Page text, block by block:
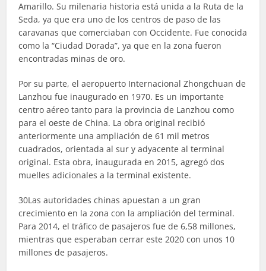
Amarillo. Su milenaria historia está unida a la Ruta de la
Seda, ya que era uno de los centros de paso de las
caravanas que comerciaban con Occidente. Fue conocida
como la “Ciudad Dorada”, ya que en la zona fueron
encontradas minas de oro.
Por su parte, el aeropuerto Internacional Zhongchuan de
Lanzhou fue inaugurado en 1970. Es un importante
centro aéreo tanto para la provincia de Lanzhou como
para el oeste de China. La obra original recibió
anteriormente una ampliación de 61 mil metros
cuadrados, orientada al sur y adyacente al terminal
original. Esta obra, inaugurada en 2015, agregó dos
muelles adicionales a la terminal existente.
30Las autoridades chinas apuestan a un gran
crecimiento en la zona con la ampliación del terminal.
Para 2014, el tráfico de pasajeros fue de 6,58 millones,
mientras que esperaban cerrar este 2020 con unos 10
millones de pasajeros.